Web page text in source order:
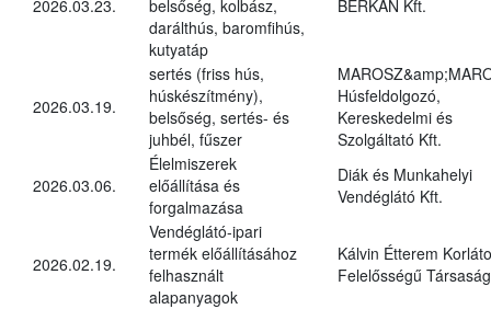
2026.03.23.
belsőség, kolbász,
darálthús, baromfihús,
kutyatáp
BERKAN Kft.
2026.03.19.
sertés (friss hús,
húskészítmény),
belsőség, sertés- és
juhbél, fűszer
Húsfeldolgozó,
Kereskedelmi és
Szolgáltató Kft.
2026.03.06.
Élelmiszerek
előállítása és
forgalmazása
Diák és Munkahelyi
Vendéglátó Kft.
2026.02.19.
Vendéglátó-ipari
termék előállításához
felhasznált
alapanyagok
Kálvin Étterem
Felelősségű Társaság